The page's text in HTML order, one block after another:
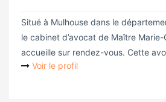
Situé à Mulhouse dans le
le cabinet d’avocat de Maître
accueille sur rendez-vous. Cette
Voir le profil